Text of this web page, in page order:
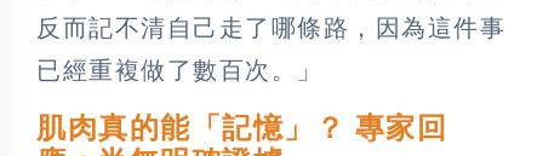
反而記不清自己走了哪條路，因為這件事
已經重複做了數百次。」
肌肉真的能「記憶」？ 專家回